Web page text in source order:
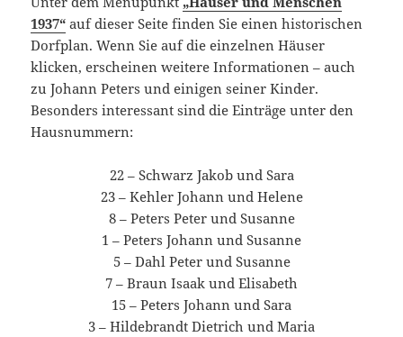
1937“ auf dieser Seite finden Sie einen historischen
Dorfplan. Wenn Sie auf die einzelnen Häuser
klicken, erscheinen weitere Informationen – auch
zu Johann Peters und einigen seiner Kinder.
Besonders interessant sind die Einträge unter den
Hausnummern:
22 – Schwarz Jakob und Sara
23 – Kehler Johann und Helene
8 – Peters Peter und Susanne
1 – Peters Johann und Susanne
5 – Dahl Peter und Susanne
7 – Braun Isaak und Elisabeth
15 – Peters Johann und Sara
3 – Hildebrandt Dietrich und Maria